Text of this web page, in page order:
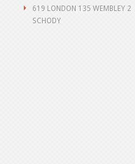
619 LONDON 135 WEMBLEY 2
SCHODY